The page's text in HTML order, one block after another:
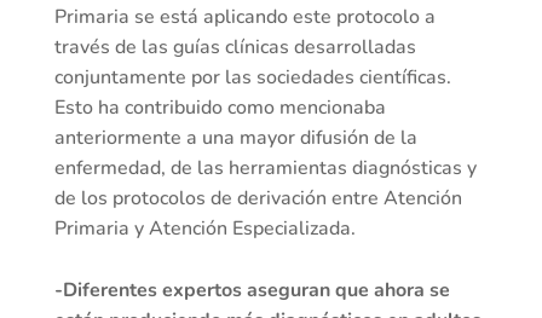
Primaria se está aplicando este protocolo a
través de las guías clínicas desarrolladas
conjuntamente por las sociedades científicas.
Esto ha contribuido como mencionaba
anteriormente a una mayor difusión de la
enfermedad, de las herramientas diagnósticas y
de los protocolos de derivación entre Atención
Primaria y Atención Especializada.
-Diferentes expertos aseguran que ahora se